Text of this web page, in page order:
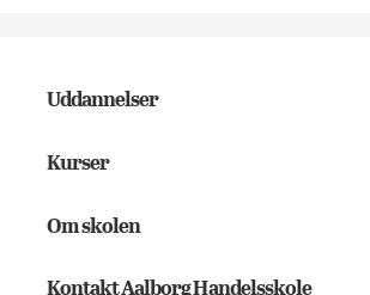
Uddannelser
Kurser
Om skolen
Kontakt Aalborg Handelsskole